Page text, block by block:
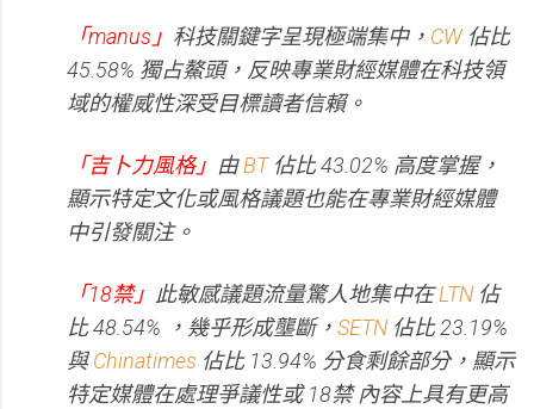
「manus」 科技關鍵字呈現極端集中， CW佔比
45.58% 獨占鰲頭，反映專業財經媒體在科技領
域的權威性深受目標讀者信賴。
「吉卜力風格」 由BT佔比 43.02% 高度掌握，
顯示特定文化或風格議題也能在專業財經媒體
中引發關注。
「18禁」 此敏感議題流量驚人地集中在LTN 佔
比 48.54% ，幾乎形成壟斷， SETN 佔比 23.19%
與Chinatimes 佔比 13.94% 分食剩餘部分，顯示
特定媒體在處理爭議性或 18禁 內容上具有更高